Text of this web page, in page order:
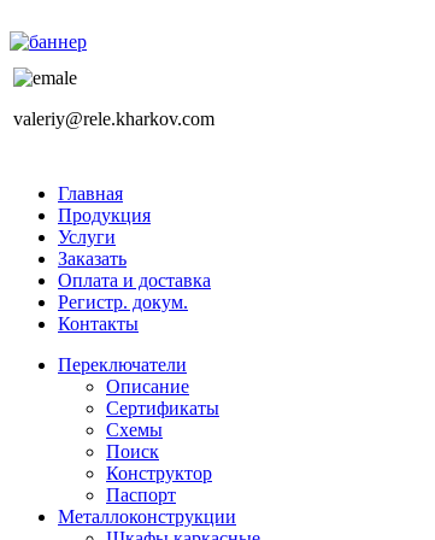
valeriy@rele.kharkov.com
Главная
Продукция
Услуги
Заказать
Оплата и доставка
Регистр. докум.
Контакты
Переключатели
Описание
Сертификаты
Схемы
Поиск
Конструктор
Паспорт
Металлоконструкции